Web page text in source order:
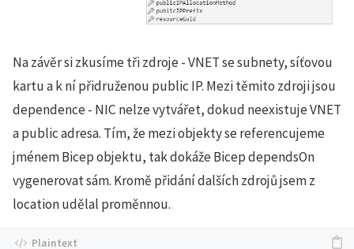
Na závěr si zkusíme tři zdroje - VNET se subnety, síťovou
kartu a k ní přidruženou public IP. Mezi těmito zdroji jsou
dependence - NIC nelze vytvářet, dokud neexistuje VNET
a public adresa. Tím, že mezi objekty se referencujeme
jménem Bicep objektu, tak dokáže Bicep dependsOn
vygenerovat sám. Kromě přidání dalších zdrojů jsem z
location udělal proměnnou.